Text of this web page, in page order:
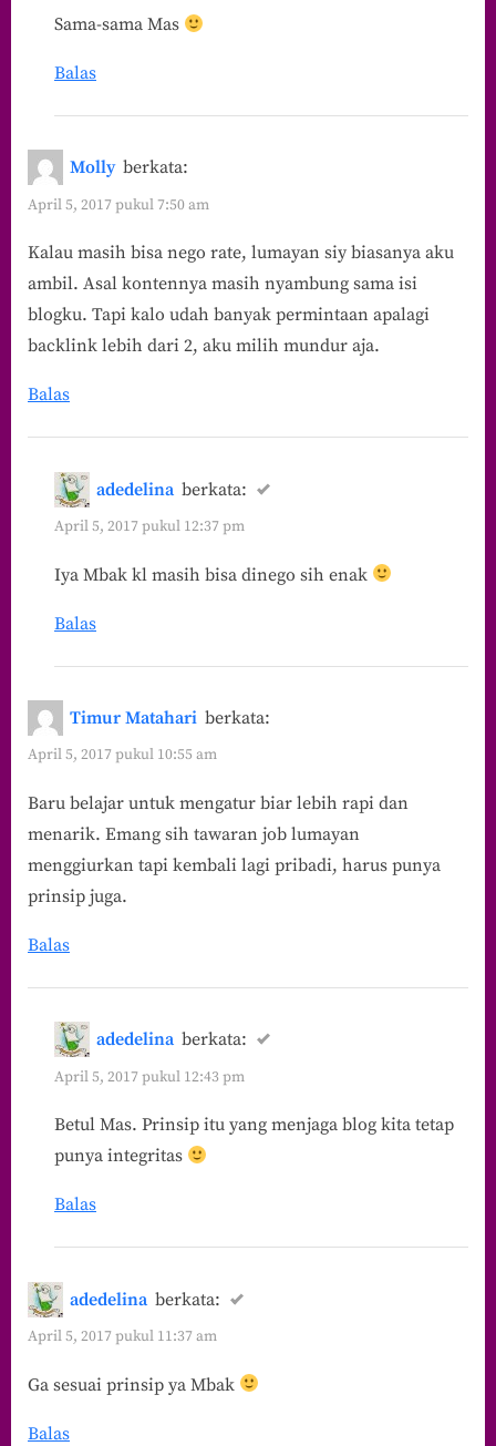
Sama-sama Mas
Balas
Molly berkata:
April 5, 2017 pukul 7:50 am
Kalau masih bisa nego rate, lumayan siy biasanya aku
ambil. Asal kontennya masih nyambung sama isi
blogku. Tapi kalo udah banyak permintaan apalagi
backlink lebih dari 2, aku milih mundur aja.
Balas
adedelina berkata:
April 5, 2017 pukul 12:37 pm
Iya Mbak kl masih bisa dinego sih enak
Balas
Timur Matahari berkata:
April 5, 2017 pukul 10:55 am
Baru belajar untuk mengatur biar lebih rapi dan
menarik. Emang sih tawaran job lumayan
menggiurkan tapi kembali lagi pribadi, harus punya
prinsip juga.
Balas
adedelina berkata:
April 5, 2017 pukul 12:43 pm
Betul Mas. Prinsip itu yang menjaga blog kita tetap
punya integritas
Balas
adedelina berkata:
April 5, 2017 pukul 11:37 am
Ga sesuai prinsip ya Mbak
Balas